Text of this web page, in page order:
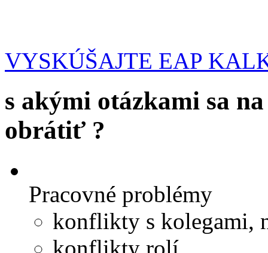
VYSKÚŠAJTE EAP
s akými otázkami sa
obrátiť ?
Pracovné problémy
konflikty s kolegami,
konflikty rolí